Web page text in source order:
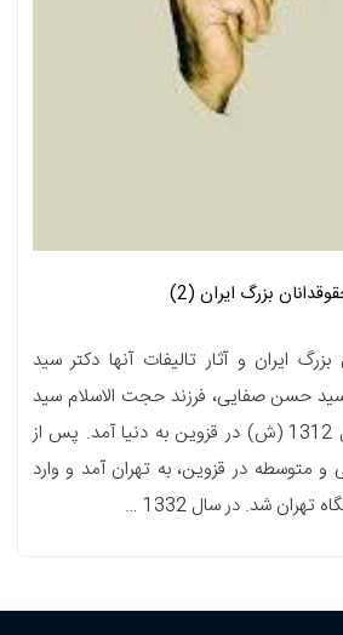
بزرگ ایران (2)
ایران و آثار تالیفات آنها دکتر سید
حسن صفایی، فرزند حجت الاسلام سید
احمد صفایی، در سال 1312 (ش) در قزوین به دنیا آمد. پس از
و متوسطه در قزوین، به تهران آمد و وارد
شد. در سال 1332 …